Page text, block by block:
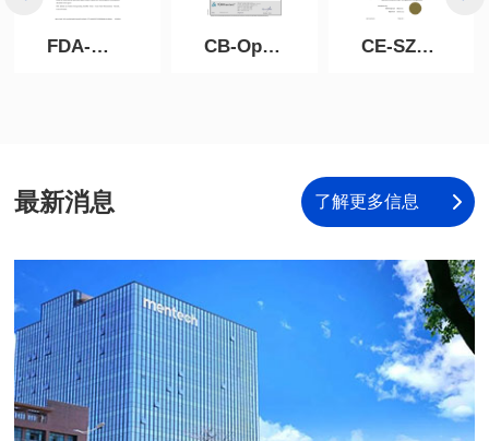
FDA-光模块Ccdefg-hijk-l-19R0042-000-1 CB-Optical-Sub-assembly-JPTUV-157289 CE-SZ5210618-24121E-EM-AOC证书
最新消息 了解更多信息